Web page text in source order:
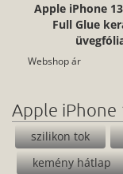
Apple iPhone
Full Glue
Webshop ár
Apple iPhone
szilikon tok
kemény hátlap